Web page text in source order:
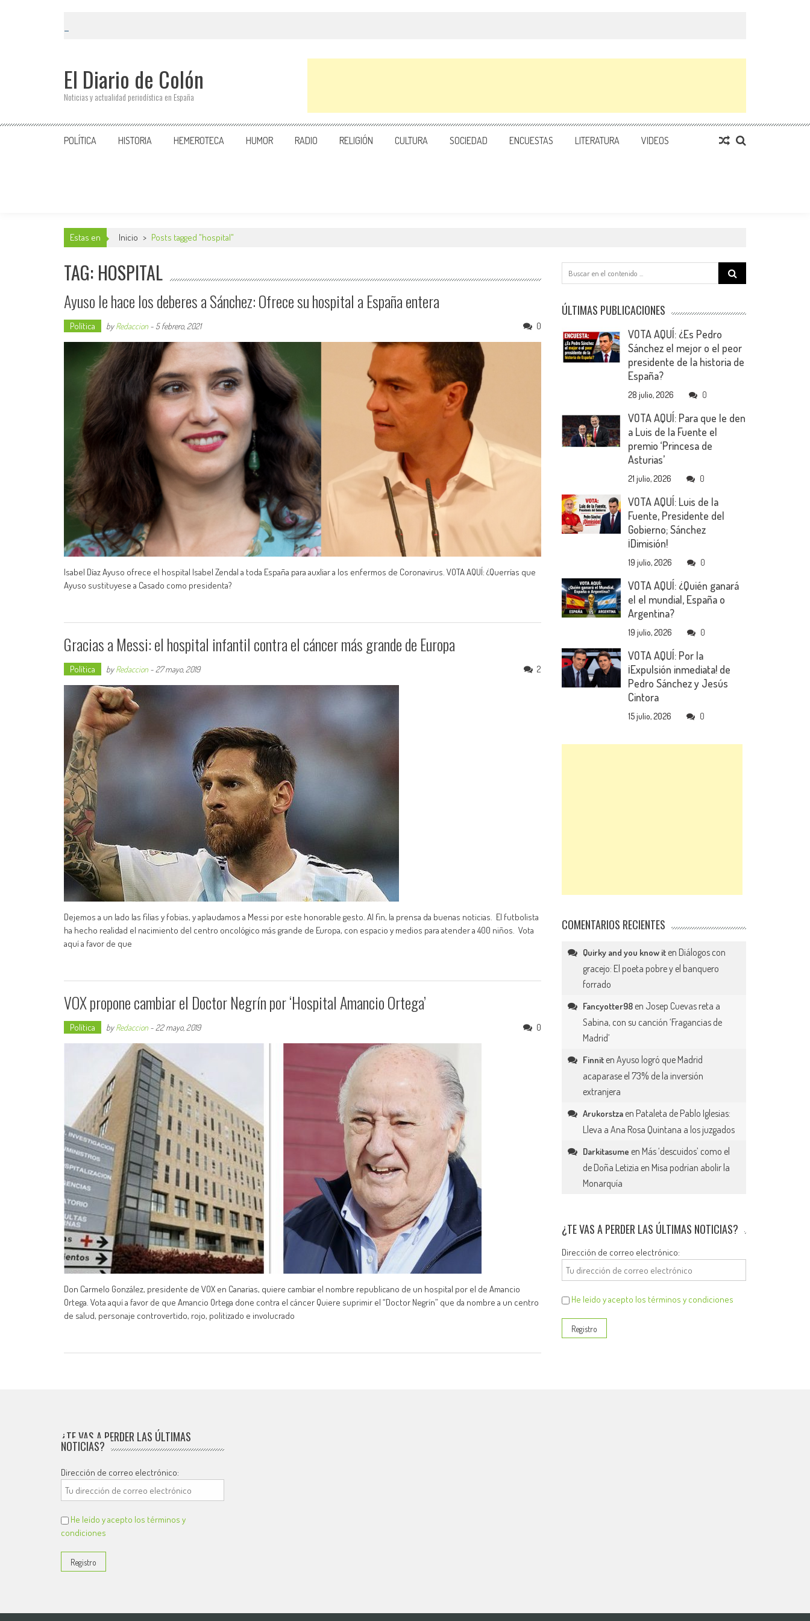
El Diario de Colón
Noticias y actualidad periodística en España
POLÍTICA HISTORIA HEMEROTECA HUMOR RADIO RELIGIÓN CULTURA SOCIEDAD ENCUESTAS LITERATURA VIDEOS
Estas en Inicio > Posts tagged "hospital"
TAG: HOSPITAL
Ayuso le hace los deberes a Sánchez: Ofrece su hospital a España entera
Política byRedaccion - 5 febrero, 2021 0
Isabel Díaz Ayuso ofrece el hospital Isabel Zendal a toda España para auxliar a los enfermos de Coronavirus. VOTA AQUÍ: ¿Querrías que
Ayuso sustituyese a Casado como presidenta?
Gracias a Messi: el hospital infantil contra el cáncer más grande de Europa
Política byRedaccion - 27 mayo, 2019 2
Dejemos a un lado las filias y fobias, y aplaudamos a Messi por este honorable gesto. Al fin, la prensa da buenas noticias. El futbolista
ha hecho realidad el nacimiento del centro oncológico más grande de Europa, con espacio y medios para atender a 400 niños. Vota
aquí a favor de que
VOX propone cambiar el Doctor Negrín por ‘Hospital Amancio Ortega’
Política byRedaccion - 22 mayo, 2019 0
Don Carmelo González, presidente de VOX en Canarias, quiere cambiar el nombre republicano de un hospital por el de Amancio
Ortega. Vota aquí a favor de que Amancio Ortega done contra el cáncer Quiere suprimir el “Doctor Negrín” que da nombre a un centro
de salud, personaje controvertido, rojo, politizado e involucrado
Search
for:
ÚLTIMAS PUBLICACIONES
VOTA AQUÍ: ¿Es Pedro
Sánchez el mejor o el peor
presidente de la historia de
España?
28 julio, 2026 0
VOTA AQUÍ: Para que le den
a Luis de la Fuente el
premio ‘Princesa de
Asturias’
21 julio, 2026 0
VOTA AQUÍ: Luis de la
Fuente, Presidente del
Gobierno; Sánchez
¡Dimisión!
19 julio, 2026 0
VOTA AQUÍ: ¿Quién ganará
el el mundial, España o
Argentina?
19 julio, 2026 0
VOTA AQUÍ: Por la
¡Expulsión inmediata! de
Pedro Sánchez y Jesús
Cintora
15 julio, 2026 0
COMENTARIOS RECIENTES
Quirky and you know it en Diálogos con
gracejo: El poeta pobre y el banquero
forrado
Fancyotter98 en Josep Cuevas reta a
Sabina, con su canción ‘Fragancias de
Madrid’
Finnit enAyuso logró que Madrid
acaparase el 73% de la inversión
extranjera
Arukorstza en Pataleta de Pablo Iglesias:
Lleva a Ana Rosa Quintana a los juzgados
Darkitasume en Más ‘descuidos’ como el
de Doña Letizia en Misa podrían abolir la
Monarquía
¿TE VAS A PERDER LAS ÚLTIMAS NOTICIAS?
Dirección de correo electrónico:
He leído y acepto los términos y condiciones
¿TE VAS A PERDER LAS ÚLTIMAS
NOTICIAS?
Dirección de correo electrónico:
He leído y acepto los términos y
condiciones